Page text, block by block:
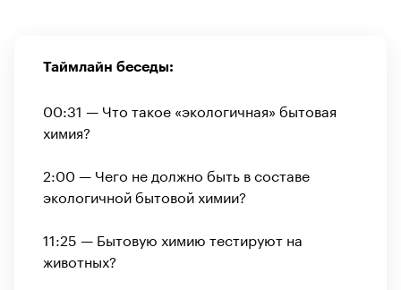
00:00 / 00:00
Таймлайн беседы:
00:31 — Что такое «экологичная» бытовая
химия?
2:00 — Чего не должно быть в составе
экологичной бытовой химии?
11:25 — Бытовую химию тестируют на
животных?